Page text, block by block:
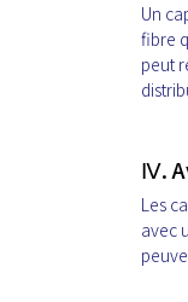
Un
fibre
peut
Ⅳ.
Les
avec